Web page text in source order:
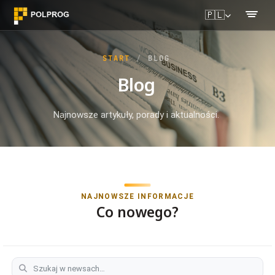
🇵🇱
Blog
Najnowsze artykuły, porady i aktualności.
START BLOG
NAJNOWSZE INFORMACJE
Co nowego?